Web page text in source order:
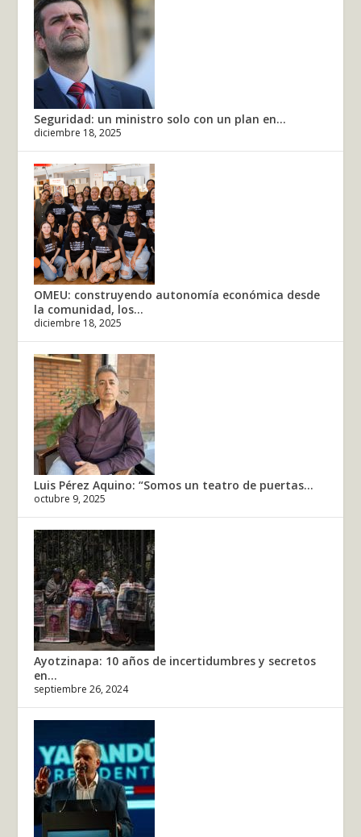
Seguridad: un ministro solo con un plan en...
diciembre 18, 2025
OMEU: construyendo autonomía económica desde
la comunidad, los...
diciembre 18, 2025
Luis Pérez Aquino: “Somos un teatro de puertas...
octubre 9, 2025
Ayotzinapa: 10 años de incertidumbres y secretos
en...
septiembre 26, 2024